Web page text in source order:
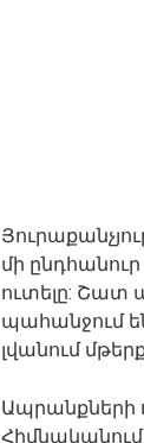
մի
ուտելը: Շատ
պահանջում
լվանում
Ապրանքների